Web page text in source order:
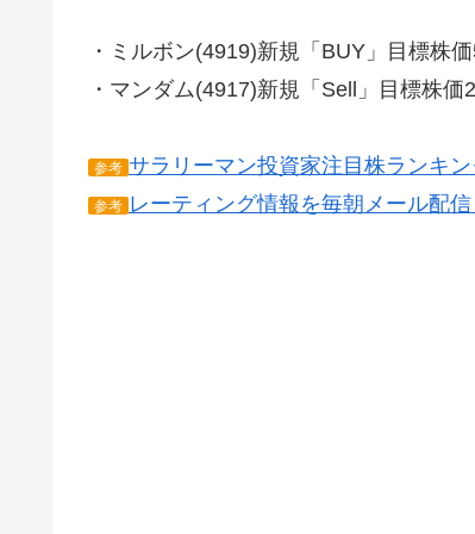
・ミルボン(4919)新規「BUY」目標株
・マンダム(4917)新規「Sell」目標株価
参考 サラリーマン投資家注目株ランキ
参考 レーティング情報を毎朝メール配